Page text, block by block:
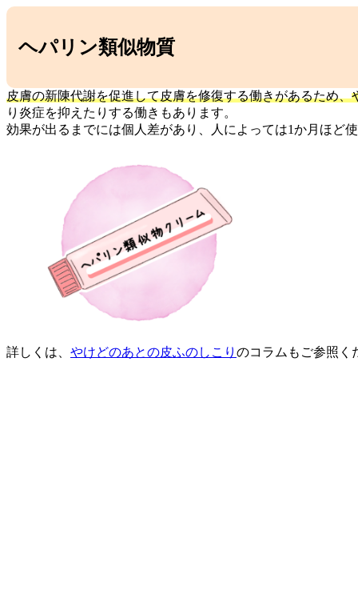
ヘパリン類似物質
皮膚の新陳代謝を促進して皮膚を修復する働きがあるため、
り炎症を抑えたりする働きもあります。
効果が出るまでには個人差があり、人によっては1か月ほど
詳しくは、 やけどのあとの皮ふのしこり のコラムもご参照く